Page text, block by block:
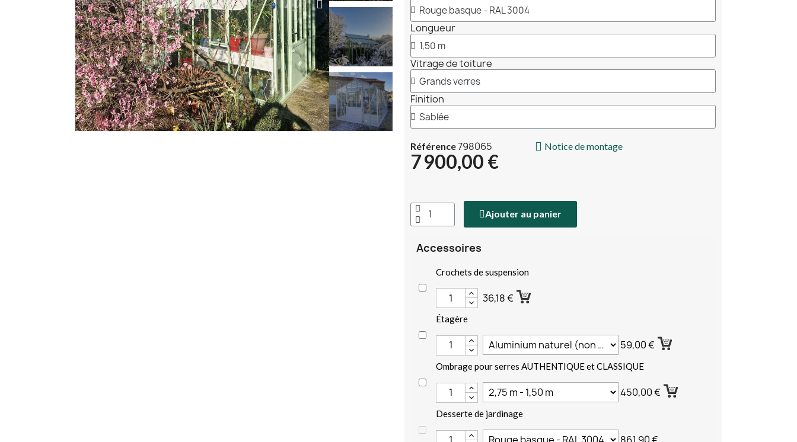
Longueur
Vitrage de toiture
Finition
Référence798065 Notice de montage
7 900,00 €
Ajouter au panier
Accessoires
Crochets de suspension
36,18 €
Étagère
59,00 €
Ombrage pour serres AUTHENTIQUE et CLASSIQUE
450,00 €
Desserte de jardinage